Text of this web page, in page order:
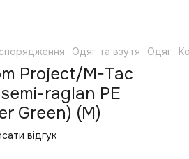
Одяг та взутя Одяг
Project/M-Tac
raglan PE
Green) (M)
відгук